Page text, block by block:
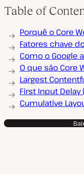
Table of
Porquê o Core
Fatores chave
Como o Google
O que são Core
Largest
First Input Delay
Cumulative